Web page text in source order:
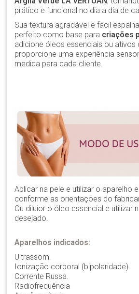
prático e funcional no dia a dia de
Sua textura agradável e fácil
perfeito como base para criações
adicione óleos essenciais ou ativos
proporcione uma experiência
medida para cada cliente.
Aplicar na pele e utilizar o aparelho
conforme as orientações do
Ou diluior o óleo essencial e utilizar
desejado.
Aparelhos indicados:
Ultrassom.
Ionização corporal (bipolaridade).
Corrente Russa.
Radiofrequência